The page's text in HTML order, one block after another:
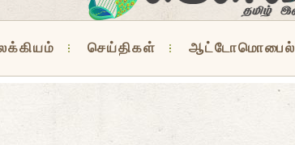
செய்திகள் ஆட்டோமொபைல்